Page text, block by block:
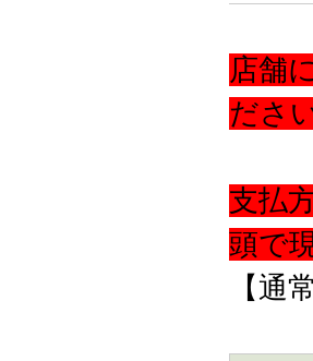
店舗
ださ
支払
頭で
【通